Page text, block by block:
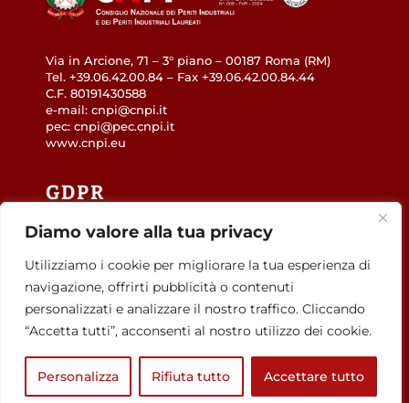
Diamo valore alla tua privacy
Utilizziamo i cookie per migliorare la tua esperienza di
navigazione, offrirti pubblicità o contenuti
personalizzati e analizzare il nostro traffico. Cliccando
“Accetta tutti”, acconsenti al nostro utilizzo dei cookie.
Personalizza Rifiuta tutto Accettare tutto
Via in Arcione, 71 – 3° piano – 00187 Roma (RM)
Tel. +39.06.42.00.84 – Fax +39.06.42.00.84.44
C.F. 80191430588
e-mail: cnpi@cnpi.it
pec: cnpi@pec.cnpi.it
www.cnpi.eu
GDPR
Privacy Policy